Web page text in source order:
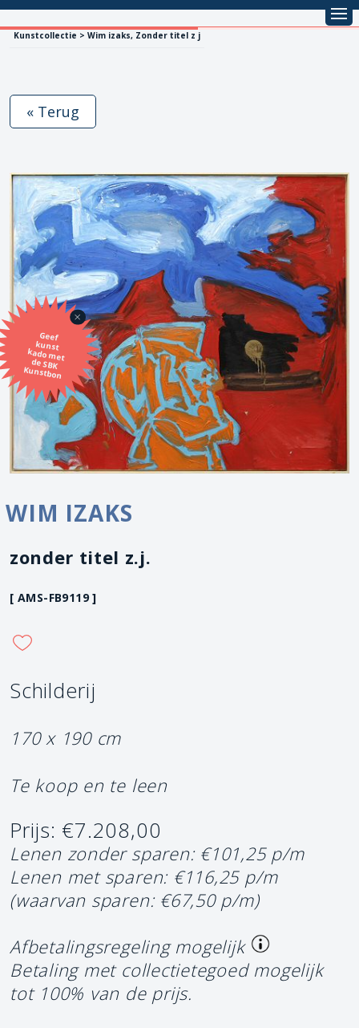
Kunstcollectie > Wim izaks, Zonder titel z j
Geef
kunst
kado met
de SBK
Kunstbon
« Terug
WIM IZAKS
zonder titel z.j.
[ AMS-FB9119 ]
Schilderij
170 x 190 cm
Te koop en te leen
Prijs: €7.208,00
Lenen zonder sparen: €101,25 p/m
Lenen met sparen: €116,25 p/m
(waarvan sparen: €67,50 p/m)
Afbetalingsregeling mogelijk
Betaling met collectietegoed mogelijk
tot 100% van de prijs.